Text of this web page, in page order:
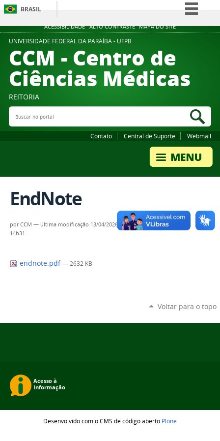
ACESSIBILIDADE ALTO CONTRASTE MAPA DO SITE
BRASIL
Simplifique!
Participe
Acesso à informação
Legislação
UNIVERSIDADE FEDERAL DA PARAÍBA - UFPB
CCM - Centro de
Ciências Médicas
REITORIA
Buscar no portal
Contato Central de Suporte Webmail
EndNote
porCCM — última modificação 13/04/2026
14h31
endnote.pdf — 2632 KB
Voltar para o topo
Desenvolvido com o CMS de código aberto Plone